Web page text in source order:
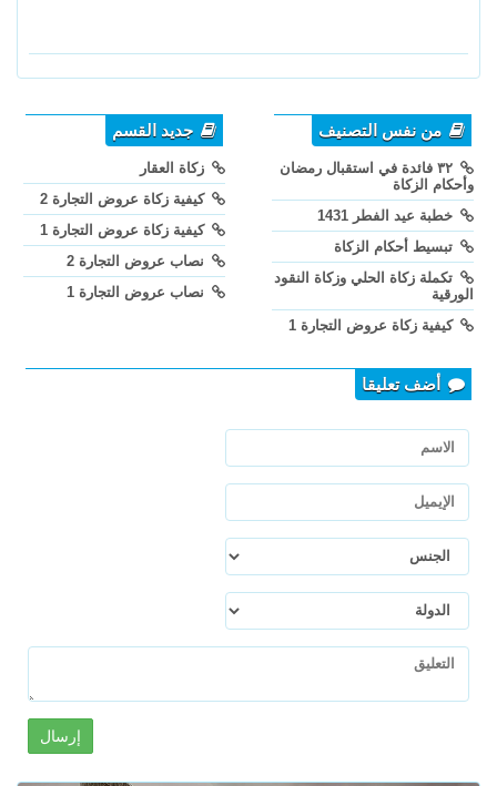
من نفس التصنيف
٣٢ فائدة في استقبال رمضان
وأحكام الزكاة
خطبة عيد الفطر 1431
تبسيط أحكام الزكاة
تكملة زكاة الحلي وزكاة النقود
الورقية
كيفية زكاة عروض التجارة 1
جديد القسم
زكاة العقار
كيفية زكاة عروض التجارة 2
كيفية زكاة عروض التجارة 1
نصاب عروض التجارة 2
نصاب عروض التجارة 1
أضف تعليقا
إرسال